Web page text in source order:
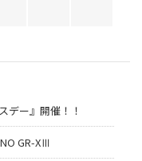
デー』開催！！
GR-XⅢ